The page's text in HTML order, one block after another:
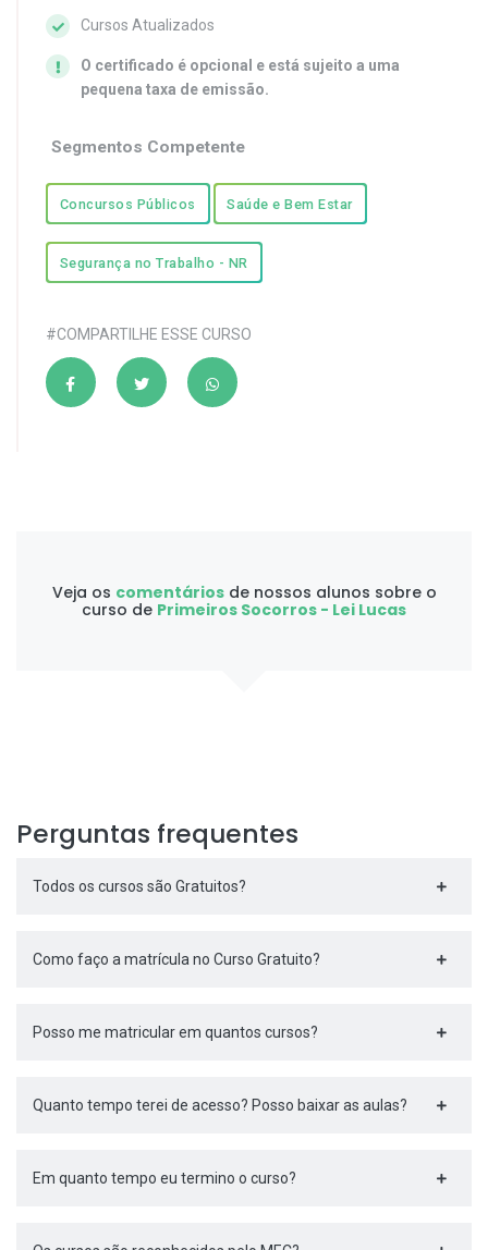
Cursos Atualizados
O certificado é opcional e está sujeito a uma
pequena taxa de emissão.
Segmentos Competente
Concursos Públicos Saúde e Bem Estar
Segurança no Trabalho - NR
#COMPARTILHE ESSE CURSO
Veja os comentáriosde nossos alunos sobre o
curso de Primeiros Socorros - Lei Lucas
Perguntas frequentes
Todos os cursos são Gratuitos?
Como faço a matrícula no Curso Gratuito?
Posso me matricular em quantos cursos?
Quanto tempo terei de acesso? Posso baixar as aulas?
Em quanto tempo eu termino o curso?